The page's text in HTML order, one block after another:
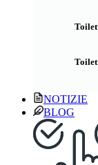
NOTIZIE
BLOG